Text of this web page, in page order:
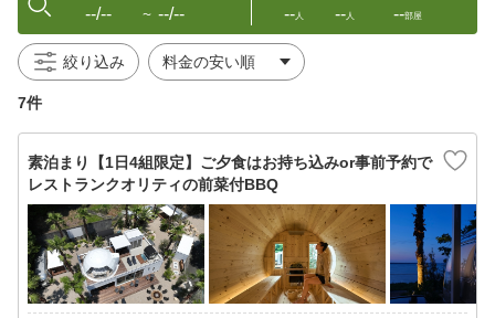
--/-- 〜 --/-- --人 --人 --部屋
絞り込み
7件
素泊まり【1日4組限定】ご夕食はお持ち込みor事前予約で
レストランクオリティの前菜付BBQ